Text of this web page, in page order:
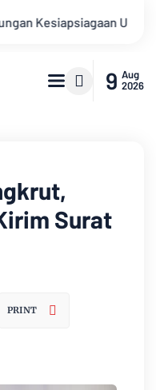
Untuk Menanggulangi
9 Aug
2026
Surat
PRINT